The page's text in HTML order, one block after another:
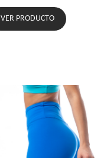
VER PRODUCTO